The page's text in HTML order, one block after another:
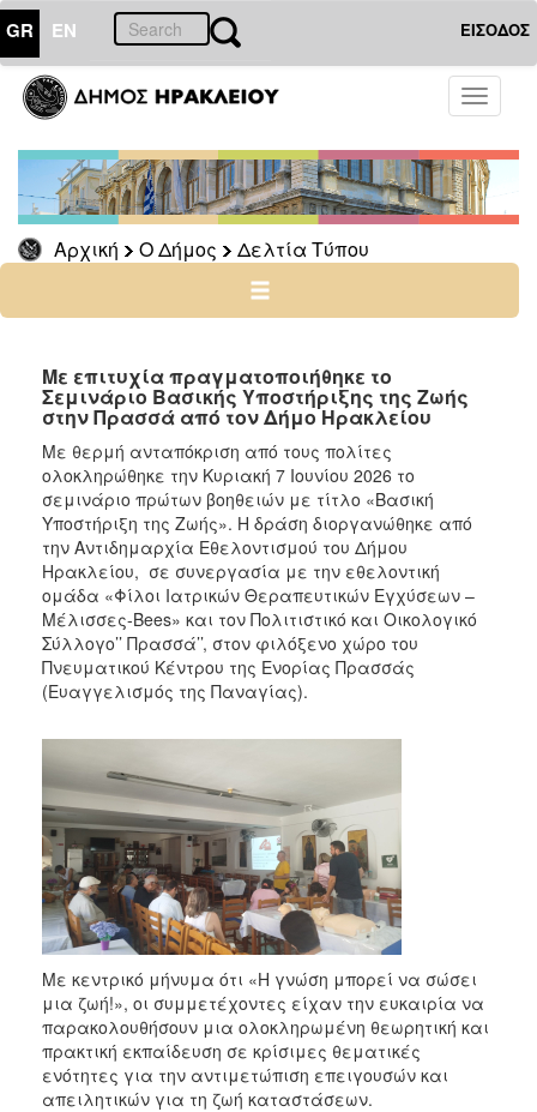
GR EN ΕΙΣΟΔΟΣ
Toggle
Αρχική Ο Δήμος Δελτία Τύπου
ΔΗΜΟΣ
Δελτία
Τύπου
Αρχείο
ΠΟΛΙΤΙΣΜΟΣ
ΑΝΘΕΚΤΙΚΗ
ΠΟΛΗ
Με επιτυχία πραγματοποιήθηκε το
Σεμινάριο Βασικής Υποστήριξης της Ζωής
στην Πρασσά από τον Δήμο Ηρακλείου
Με θερμή ανταπόκριση από τους πολίτες
ολοκληρώθηκε την Κυριακή 7 Ιουνίου 2026 το
σεμινάριο πρώτων βοηθειών με τίτλο «Βασική
Υποστήριξη της Ζωής». Η δράση διοργανώθηκε από
την Αντιδημαρχία Εθελοντισμού του Δήμου
Ηρακλείου, σε συνεργασία με την εθελοντική
ομάδα «Φίλοι Ιατρικών Θεραπευτικών Εγχύσεων –
Μέλισσες-Bees» και τον Πολιτιστικό και Οικολογικό
Σύλλογο’’ Πρασσά’’, στον φιλόξενο χώρο του
Πνευματικού Κέντρου της Ενορίας Πρασσάς
(Ευαγγελισμός της Παναγίας).
Με κεντρικό μήνυμα ότι «Η γνώση μπορεί να σώσει
μια ζωή!», οι συμμετέχοντες είχαν την ευκαιρία να
παρακολουθήσουν μια ολοκληρωμένη θεωρητική και
πρακτική εκπαίδευση σε κρίσιμες θεματικές
ενότητες για την αντιμετώπιση επειγουσών και
απειλητικών για τη ζωή καταστάσεων.